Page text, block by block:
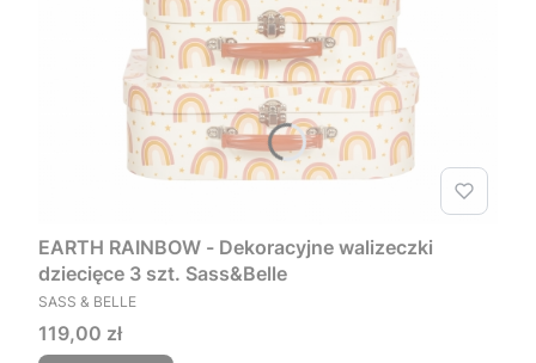
EARTH RAINBOW - Dekoracyjne walizeczki
dziecięce 3 szt. Sass&Belle
PRODUCENT
SASS & BELLE
Cena
119,00 zł